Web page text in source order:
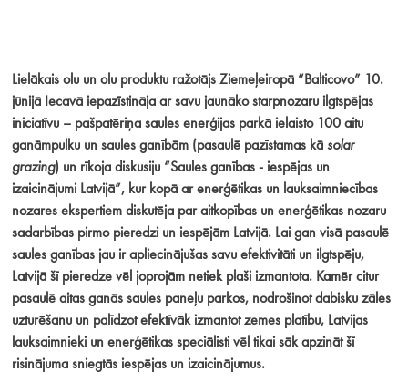
Lielākais olu un olu produktu ražotājs Ziemeļeiropā “Balticovo” 10.
jūnijā Iecavā iepazīstināja ar savu jaunāko starpnozaru ilgtspējas
iniciatīvu – pašpatēriņa saules enerģijas parkā ielaisto 100 aitu
ganāmpulku un saules ganībām (pasaulē pazīstamas kā solar
grazing) un rīkoja diskusiju “Saules ganības - iespējas un
izaicinājumi Latvijā”, kur kopā ar enerģētikas un lauksaimniecības
nozares ekspertiem diskutēja par aitkopības un enerģētikas nozaru
sadarbības pirmo pieredzi un iespējām Latvijā. Lai gan visā pasaulē
saules ganības jau ir apliecinājušas savu efektivitāti un ilgtspēju,
Latvijā šī pieredze vēl joprojām netiek plaši izmantota. Kamēr citur
pasaulē aitas ganās saules paneļu parkos, nodrošinot dabisku zāles
uzturēšanu un palīdzot efektīvāk izmantot zemes platību, Latvijas
lauksaimnieki un enerģētikas speciālisti vēl tikai sāk apzināt šī
risinājuma sniegtās iespējas un izaicinājumus.